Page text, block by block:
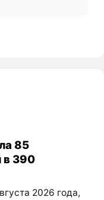
85
в 390
2026 года,